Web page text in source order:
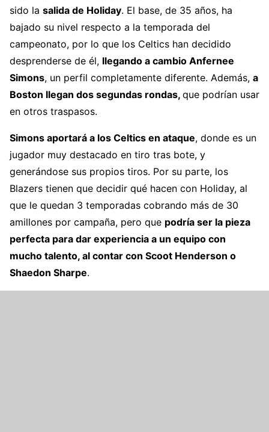
sido la salida de Holiday. El base, de 35 años, ha
bajado su nivel respecto a la temporada del
campeonato, por lo que los Celtics han decidido
desprenderse de él, llegando a cambio Anfernee
Simons, un perfil completamente diferente. Además, a
Boston llegan dos segundas rondas, que podrían usar
en otros traspasos.
Simons aportará a los Celtics en ataque, donde es un
jugador muy destacado en tiro tras bote, y
generándose sus propios tiros. Por su parte, los
Blazers tienen que decidir qué hacen con Holiday, al
que le quedan 3 temporadas cobrando más de 30
amillones por campaña, pero que podría ser la pieza
perfecta para dar experiencia a un equipo con
mucho talento, al contar con Scoot Henderson o
Shaedon Sharpe.